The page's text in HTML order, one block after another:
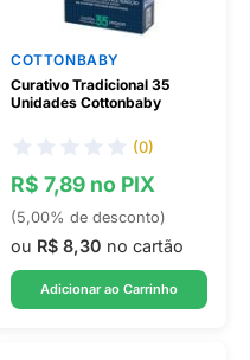
COTTONBABY
Curativo Tradicional 35
Unidades Cottonbaby
(0)
R$ 7,89 no PIX
(5,00% de desconto)
ou R$ 8,30 no cartão
Adicionar ao Carrinho